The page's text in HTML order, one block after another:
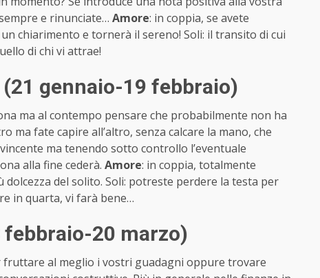
e rinunciate… Amore: in coppia, se avete
chiarimento e tornerà il sereno! Soli: il transito di cui
di chi vi attrae!
gennaio-19 febbraio)
ma al contempo pensare che probabilmente non ha
fate capire all’altro, senza calcare la mano, che
ma tenendo sotto controllo l’eventuale
alla fine cederà. Amore: in coppia, totalmente
del solito. Soli: potreste perdere la testa per
in quarta, vi farà bene…
febbraio-20 marzo)
fruttare al meglio i vostri guadagni oppure trovare